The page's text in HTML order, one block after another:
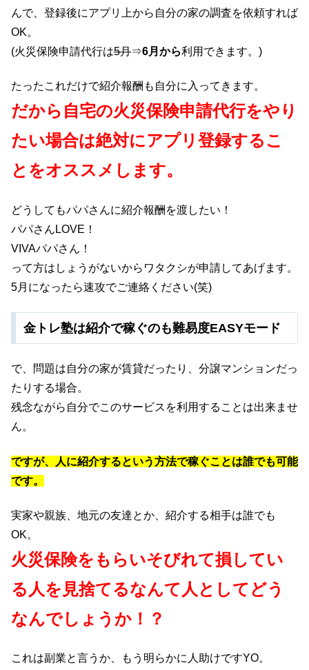
んで、登録後にアプリ上から自分の家の調査を依頼すれば
OK。
(火災保険申請代行は5月⇒6月から利用できます。)
たったこれだけで紹介報酬も自分に入ってきます。
だから自宅の火災保険申請代行をやり
たい場合は絶対にアプリ登録するこ
とをオススメします。
どうしてもパパさんに紹介報酬を渡したい！
パパさんLOVE！
VIVAパパさん！
って方はしょうがないからワタクシが申請してあげます。
5月になったら速攻でご連絡ください(笑)
金トレ塾は紹介で稼ぐのも難易度EASYモード
で、問題は自分の家が賃貸だったり、分譲マンションだっ
たりする場合。
残念ながら自分でこのサービスを利用することは出来ませ
ん。
ですが、人に紹介するという方法で稼ぐことは誰でも可能
です。
実家や親族、地元の友達とか、紹介する相手は誰でも
OK。
火災保険をもらいそびれて損してい
る人を見捨てるなんて人としてどう
なんでしょうか！？
これは副業と言うか、もう明らかに人助けですYO。